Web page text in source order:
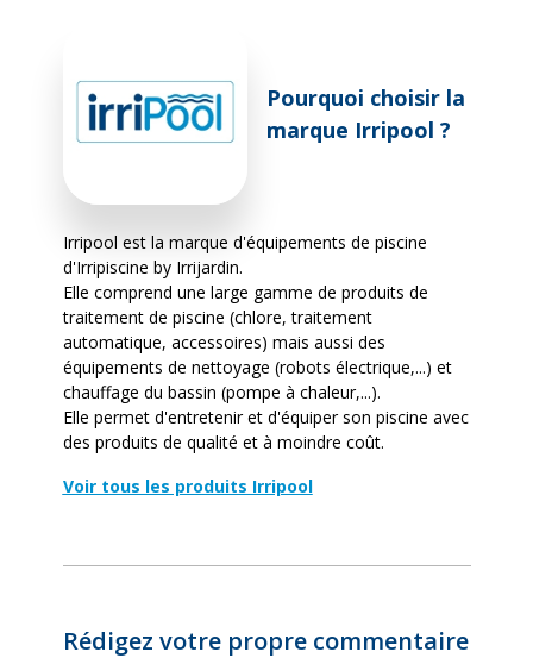
Alimentation (volts) 220 volts
Garantie fournisseur
Pourquoi choisir la
marque Irripool ?
Irripool est la marque d'équipements de piscine
d'Irripiscine by Irrijardin.
Elle comprend une large gamme de produits de
traitement de piscine (chlore, traitement
automatique, accessoires) mais aussi des
équipements de nettoyage (robots électrique,...) et
chauffage du bassin (pompe à chaleur,...).
Elle permet d'entretenir et d'équiper son piscine avec
des produits de qualité et à moindre coût.
Voir tous les produits Irripool
Rédigez votre propre commentaire